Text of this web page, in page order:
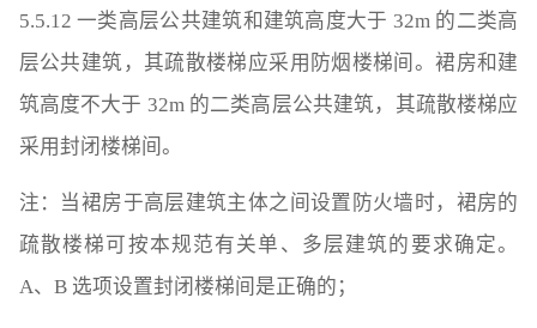
5.5.12 一类高层公共建筑和建筑高度大于 32m 的二类高
层公共建筑，其疏散楼梯应采用防烟楼梯间。裙房和建
筑高度不大于 32m 的二类高层公共建筑，其疏散楼梯应
采用封闭楼梯间。
注：当裙房于高层建筑主体之间设置防火墙时，裙房的
疏散楼梯可按本规范有关单、多层建筑的要求确定。
A、B 选项设置封闭楼梯间是正确的；